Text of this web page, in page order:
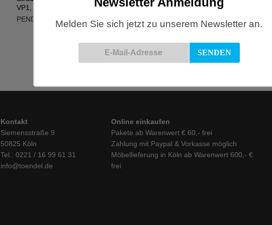
VP1, mustard
PENDELLEUCHTEN
€242,00
REGALE &
Kontakt
Siemensstraße 9
50825 Köln
Tel.: 0221 / 16 99 61 31
info@toendel.de
Online einkaufen
Pakete ab Warenwert € 60,- frei
Zahlung mit Paypal & Vorkasse möglich
Möbellieferung in Köln ab Warenwert 600,- €
frei
Melden Sie sich jetzt zu unserem Newsletter an.